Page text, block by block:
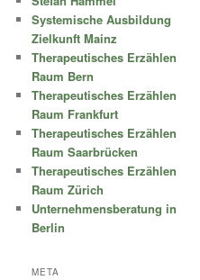
Systemische Ausbildung
Zielkunft Mainz
Therapeutisches Erzählen
Raum Bern
Therapeutisches Erzählen
Raum Frankfurt
Therapeutisches Erzählen
Raum Saarbrücken
Therapeutisches Erzählen
Raum Zürich
Unternehmensberatung in
Berlin
META